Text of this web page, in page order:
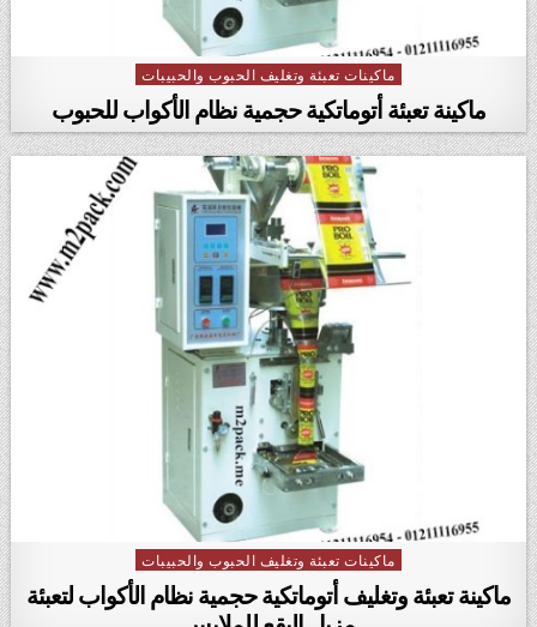
Posted in
ماكينات تعبئة وتغليف الحبوب والحبيبات
ماكينة تعبئة أتوماتكية حجمية نظام الأكواب للحبوب
Posted in
ماكينات تعبئة وتغليف الحبوب والحبيبات
ماكينة تعبئة وتغليف أتوماتكية حجمية نظام الأكواب لتعبئة